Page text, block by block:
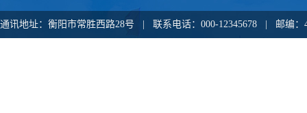
通讯地址：衡阳市常胜西路28号 | 联系电话：000-12345678 | 邮